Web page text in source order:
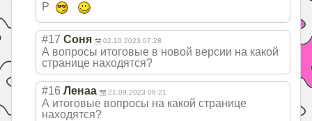
P
#17 Соня 02.10.2023 07:28
А вопросы итоговые в новой версии на какой
странице находятся?
#16 Ленаа 21.09.2023 08:21
А итоговые вопросы на какой странице
находятся?